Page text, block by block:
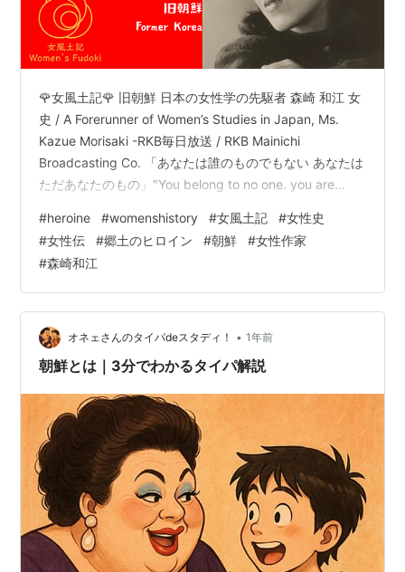
🌹女風土記🌹 旧朝鮮 日本の女性学の先駆者 森崎 和江 女
史 / A Forerunner of Women’s Studies in Japan, Ms.
Kazue Morisaki -RKB毎日放送 / RKB Mainichi
Broadcasting Co. 「あなたは誰のものでもない あなたは
ただあなたのもの」"You belong to no one. you are
Morisaki1927 - 2022旧朝鮮 生誕Born in Former Korea 森
崎 和江女史はフェミニズムまたウーマンリブの草分…
#heroine #womenshistory #女風土記 #女性史
#女性伝 #郷土のヒロイン #朝鮮 #女性作家
#森崎和江
オネェさんのタイパdeスタディ！ • 1年前
朝鮮とは｜3分でわかるタイパ解説